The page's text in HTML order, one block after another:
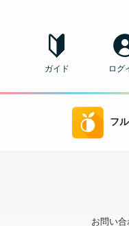
ガイド ログ
フ
お問い